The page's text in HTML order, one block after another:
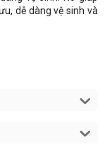
dễ dàng vệ sinh và